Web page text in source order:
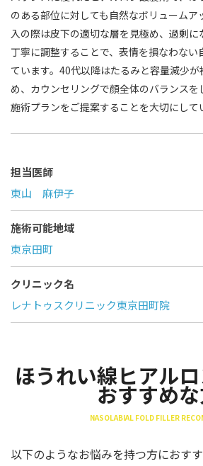
福岡
のある部位に対しても自然なボリュームア
入の際は皮下の適切な層を見極め、過剰に
丁寧に調整することで、表情を損なわない
ています。40代以降はたるみと容量減少
め、カウンセリングで顔全体のバランス
施術プランをご提案することを大切にして
担当医師
東山 麻伊子
施術可能地域
東京田町
クリニック名
レナトゥスクリニック東京田町院
ほうれい線ヒアル
おすすめ
NASOLABIAL FOLD FILLER
以下のようなお悩みを持つ方におす